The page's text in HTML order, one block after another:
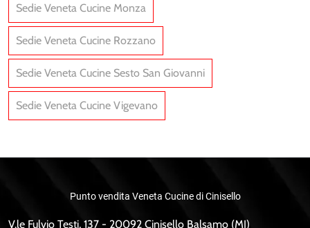
Sedie Veneta Cucine Monza
Sedie Veneta Cucine Rozzano
Sedie Veneta Cucine Sesto San Giovanni
Sedie Veneta Cucine Vigevano
Punto vendita Veneta Cucine di Cinisello
V.le Fulvio Testi, 137 - 20092 Cinisello Balsamo (MI)